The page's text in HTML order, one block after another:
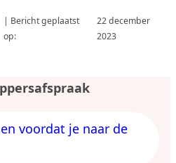
| Bericht geplaatst
op:
22 december
2023
voordat je naar de